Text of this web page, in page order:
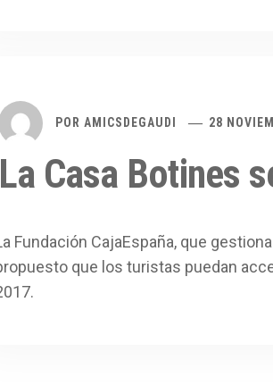
POR AMICSDEGAUDI 28
La Casa Botines
Fundación CajaEspaña, que
que los turistas puedan